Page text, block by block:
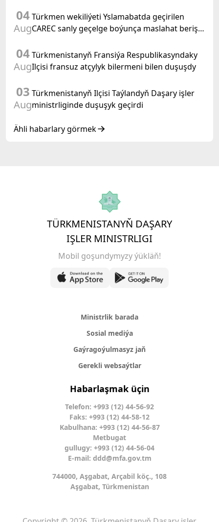
beýan eder
04
Aug
Türkmen wekiliýeti Yslamabatda geçirilen
CAREC sanly geçelge boýunça maslahat beriş
04
Aug
Türkmenistanyň Fransiýa Respublikasyndaky
Ilçisi fransuz atçylyk bilermeni bilen duşuşdy
03
Aug
Türkmenistanyň Ilçisi Taýlandyň Daşary işler
ministrliginde duşuşyk geçirdi
Ähli habarlary görmek
TÜRKMENISTANYŇ DAŞARY
IŞLER MINISTRLIGI
Mobil goşundymyzy ýükläň!
Ministrlik barada
Sosial mediýa
Gaýragoýulmasyz jaň
Gerekli websaýtlar
Habarlaşmak üçin
Telefon: +993 (12) 44-56-92
Faks: +993 (12) 44-58-12
Kabulhana: +993 (12) 44-56-87
Metbugat
gullugy: +993 (12) 44-56-04
E-mail: ddd@mfa.gov.tm
744000, Aşgabat, Arçabil köç., 108
Aşgabat, Türkmenistan